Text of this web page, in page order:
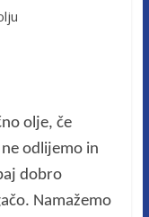
olje, če
odlijemo in
dobro
Namažemo